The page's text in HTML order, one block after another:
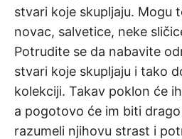
stvari koje skupljaju. Mogu
novac, salvetice, neke
Potrudite se da nabavite
stvari koje skupljaju i tako
kolekciji. Takav poklon će
a pogotovo će im biti
razumeli njihovu strast i